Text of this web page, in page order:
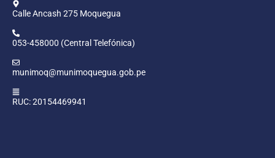
Calle Ancash 275 Moquegua
053-458000 (Central Telefónica)
munimoq@munimoquegua.gob.pe
RUC: 20154469941